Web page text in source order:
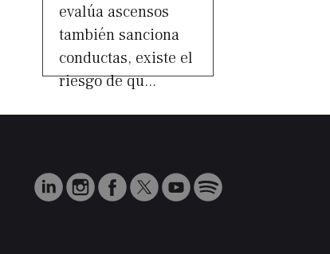
evalúa ascensos
también sanciona
conductas, existe el
riesgo de qu...